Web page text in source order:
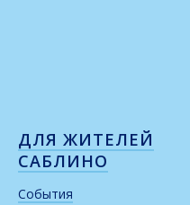
ДЛЯ ЖИТЕЛЕЙ
САБЛИНО
События